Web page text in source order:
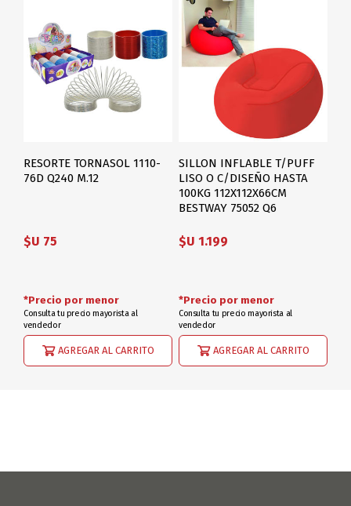
RESORTE TORNASOL 1110-
76D Q240 M.12
$U 75
AGREGAR AL CARRITO
*Precio por menor
Consulta tu precio mayorista al
vendedor
SILLON INFLABLE T/PUFF
LISO O C/DISEÑO HASTA
100KG 112X112X66CM
BESTWAY 75052 Q6
$U 1.199
AGREGAR AL CARRITO
*Precio por menor
Consulta tu precio mayorista al
vendedor